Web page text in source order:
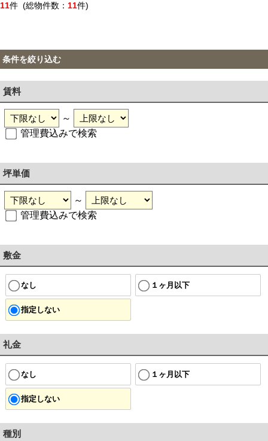
11件 (総物件数： 11件)
条件を絞り込む
賃料
～
管理費込みで検索
坪単価
～
管理費込みで検索
敷金
なし １ヶ月以下
指定しない
礼金
なし １ヶ月以下
指定しない
種別